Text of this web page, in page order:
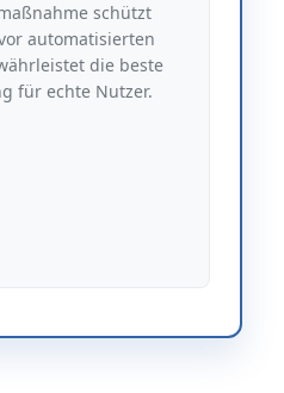
schützt
automatisierten
die beste
für echte Nutzer.